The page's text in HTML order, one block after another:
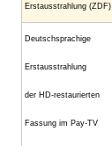
Erstaus­strahlung (ZDF)
Deutschsprachige
Erstausstrahlung
der HD-restaurierten
Fassung im Pay-TV